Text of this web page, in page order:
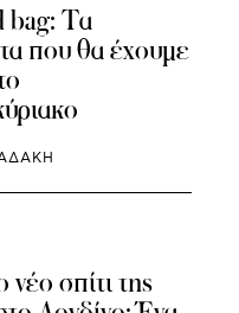
bag: Τα
που θα έχουμε
σπίτι της